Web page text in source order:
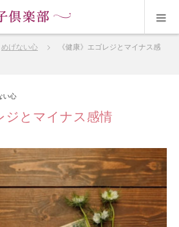
めげない心
《健康》エゴレジとマイナス感
い心
ジとマイナス感情